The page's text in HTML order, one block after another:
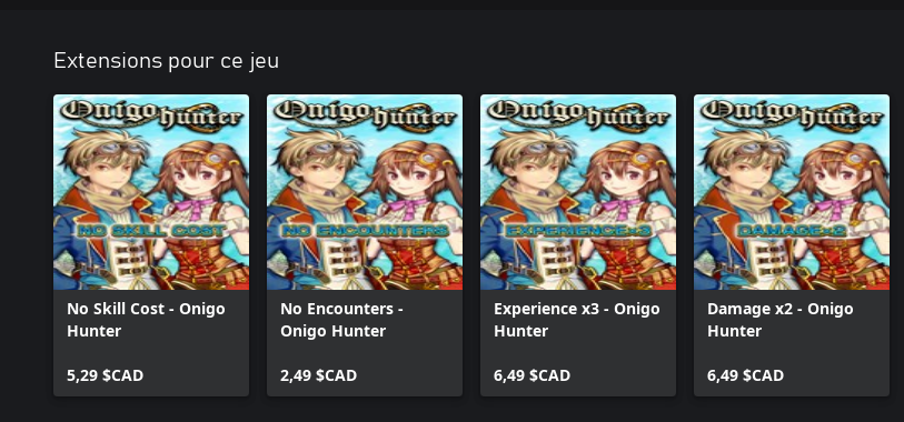
Extensions pour ce jeu
No Skill Cost - Onigo
Hunter
5,29 $CAD
No Encounters -
Onigo Hunter
2,49 $CAD
Experience x3 - Onigo
Hunter
6,49 $CAD
Damage x2 - Onigo
Hunter
6,49 $CAD